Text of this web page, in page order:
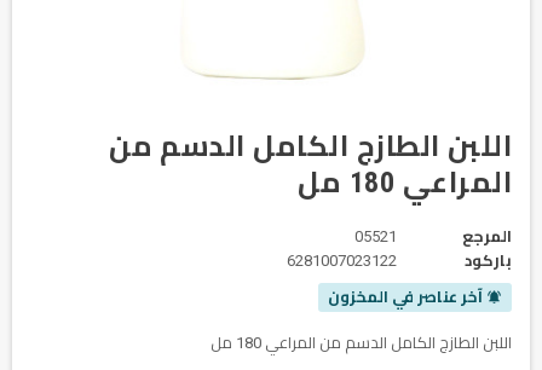
اللبن الطازج الكامل الدسم من
المراعي 180 مل
المرجع
05521
باركود
6281007023122
notifications_active آخر عناصر في المخزون
اللبن الطازج الكامل الدسم من المراعي 180 مل